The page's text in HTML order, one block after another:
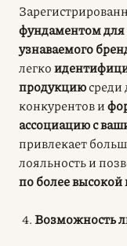
фундаментом для
узнаваемого
легко
продукциюсреди
конкурентов и
ассоциацию с
привлекает
лояльность и
по более высокой
Возможность